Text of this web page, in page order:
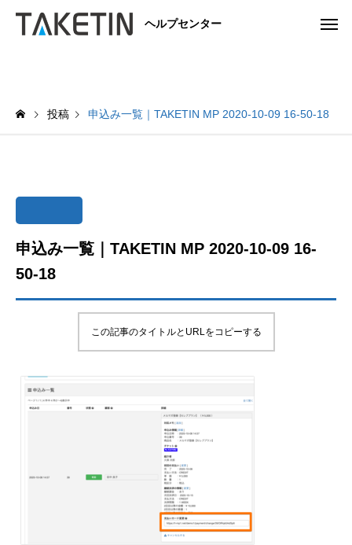
ヘルプセンター
投稿 申込み一覧｜TAKETIN MP 2020-10-09 16-50-18
申込み一覧｜TAKETIN MP 2020-10-09 16-
50-18
この記事のタイトルとURLをコピーする